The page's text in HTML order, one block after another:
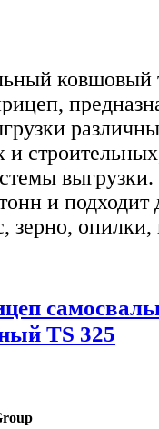
ковшовый
и
и подходит
зерно, опилки,
TS 325